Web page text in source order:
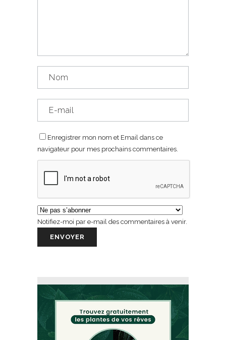
Enregistrer mon nom et Email dans ce
navigateur pour mes prochains commentaires.
Notifiez-moi par e-mail des commentaires à venir.